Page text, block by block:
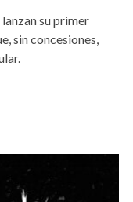
su primer
sin concesiones,